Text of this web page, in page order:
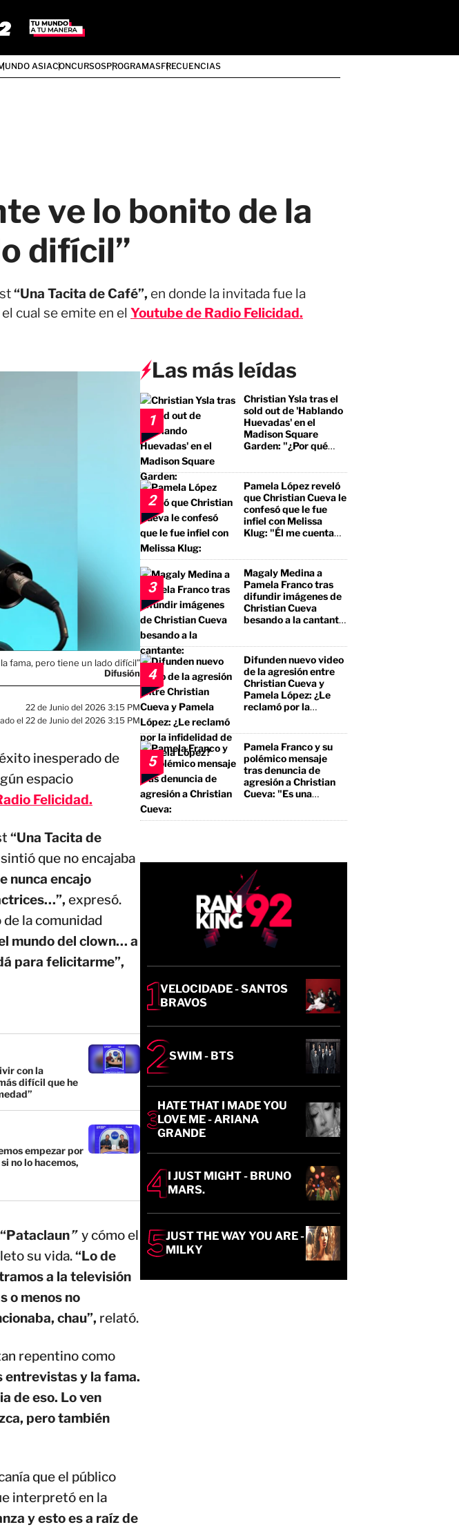
ASIACONCURSOSPROGRAMASFRECUENCIAS
ve lo bonito de la
difícil”
“Una Tacita de Café”, en donde la invitada fue la
el cual se emite en el Youtube de Radio Felicidad.
fama, pero tiene un lado difícil”
Difusión
22 de Junio del 2026 3:15 PM
el 22 de Junio del 2026 3:15 PM
inesperado de
espacio
Felicidad.
“Una Tacita de
que no encajaba
nunca encajo
expresó.
la comunidad
mundo del clown… a
para felicitarme”,
con la
difícil que he
empezar por
no lo hacemos,
“Pataclaun” y cómo el
su vida.“Lo de
a la televisión
o menos no
chau”, relató.
repentino como
entrevistas y la fama.
de eso. Lo ven
pero también
que el público
interpretó en la
y esto es a raíz de
Las más leídas
1
Christian Ysla tras el
sold out de 'Hablando
Huevadas' en el
Madison Square
Garden: "¿Por qué
2
Pamela López reveló
que Christian Cueva le
confesó que le fue
infiel con Melissa
Klug: "Él me cuenta
3
Magaly Medina a
Pamela Franco tras
difundir imágenes de
Christian Cueva
besando a la cantante:
a un borracho, a un
pegalón"
4
Difunden nuevo video
de la agresión entre
Christian Cueva y
Pamela López: ¿Le
reclamó por la
5
Pamela Franco y su
polémico mensaje
tras denuncia de
agresión a Christian
Cueva: "Es una
VELOCIDADE - SANTOS
BRAVOS
SWIM - BTS
HATE THAT I MADE YOU
LOVE ME - ARIANA
GRANDE
I JUST MIGHT - BRUNO
MARS.
JUST THE WAY YOU ARE -
MILKY